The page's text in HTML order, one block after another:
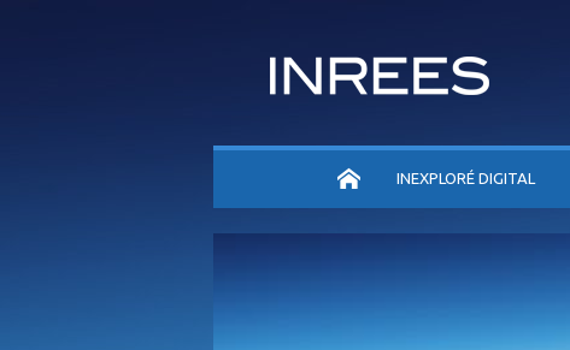
ACCUEILINEXPLORÉ DIGITAL